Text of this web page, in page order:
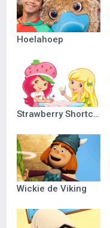
Hoelahoep
Strawberry Shortcake
Wickie de Viking